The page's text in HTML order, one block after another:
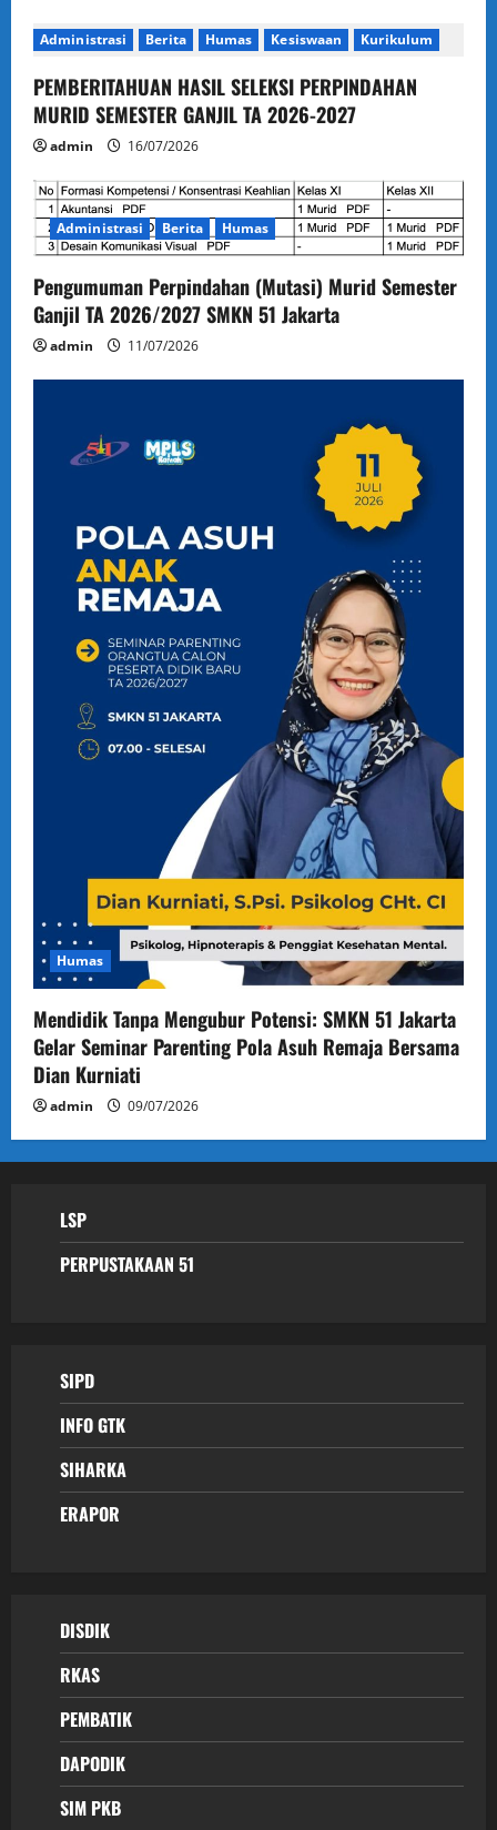
Administrasi Berita Humas Kesiswaan Kurikulum
PEMBERITAHUAN HASIL SELEKSI PERPINDAHAN
MURID SEMESTER GANJIL TA 2026-2027
admin 16/07/2026
Administrasi Berita Humas
Pengumuman Perpindahan (Mutasi) Murid Semester
Ganjil TA 2026/2027 SMKN 51 Jakarta
admin 11/07/2026
Humas
Mendidik Tanpa Mengubur Potensi: SMKN 51 Jakarta
Gelar Seminar Parenting Pola Asuh Remaja Bersama
Dian Kurniati
admin 09/07/2026
LSP
PERPUSTAKAAN 51
SIPD
INFO GTK
SIHARKA
ERAPOR
DISDIK
RKAS
PEMBATIK
DAPODIK
SIM PKB